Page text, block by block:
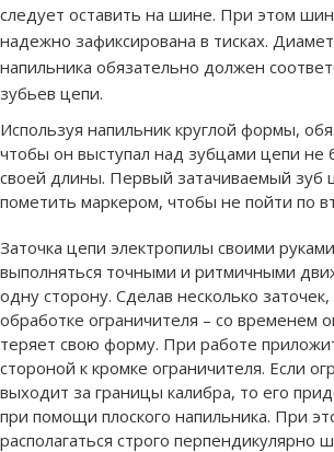
следует оставить на шине. При этом
надежно зафиксирована в тисках.
напильника обязательно должен
зубьев цепи.
Используя напильник круглой формы,
чтобы он выступал над зубцами цепи не
своей длины. Первый затачиваемый зуб
пометить маркером, чтобы не пойти по
Заточка цепи электропилы своими
выполняться точными и ритмичными
одну сторону. Сделав несколько
обработке ограничителя – со временем
теряет свою форму. При работе
стороной к кромке ограничителя. Если
выходит за границы калибра, то его
при помощи плоского напильника. При
располагаться строго перпендикулярно